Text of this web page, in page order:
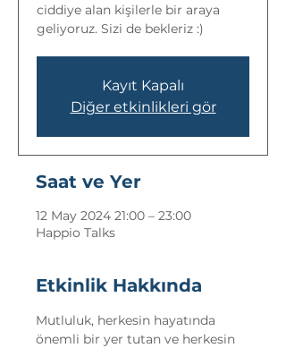
ciddiye alan kişilerle bir araya
geliyoruz. Sizi de bekleriz :)
Kayıt Kapalı
Diğer etkinlikleri gör
Saat ve Yer
12 May 2024 21:00 – 23:00
Happio Talks
Etkinlik Hakkında
Mutluluk, herkesin hayatında
önemli bir yer tutan ve herkesin